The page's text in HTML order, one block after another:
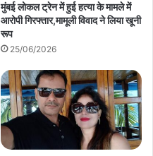
मुंबई लोकल ट्रेन में हुई हत्या के मामले में
आरोपी गिरफ्तार,मामूली विवाद ने लिया खूनी
रूप
25/06/2026